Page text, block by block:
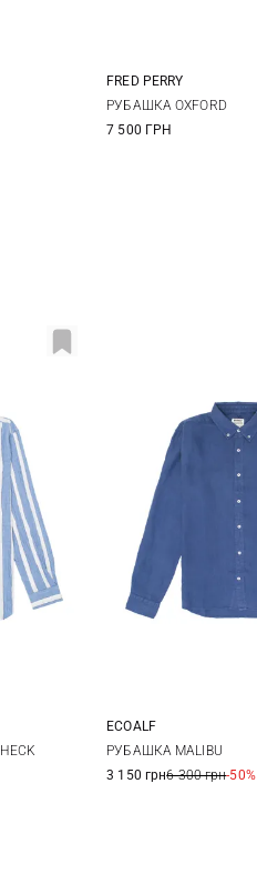
M L
FRED PERRY
РУБАШКА OXFORD
7 500 ГРН
M L
ECOALF
РУБАШКА MALIBU
3 150 грн6 300 грн-50%